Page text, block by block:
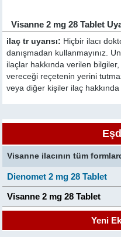
Visanne 2 mg 28 Tablet
ilaç tr uyarısı: Hiçbir ilacı
danışmadan kullanmayınız.
ilaçlar hakkında verilen
vereceği reçetenin yerini
veya diğer kişiler ilaç
Visanne ilacının tüm
Dienomet 2 mg 28 Tablet
Visanne 2 mg 28 Tablet
Yeni